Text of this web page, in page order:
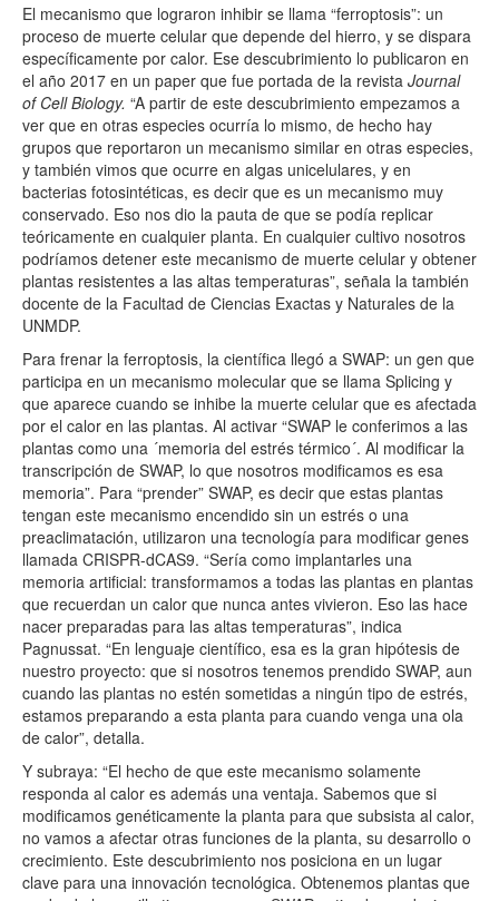
El mecanismo que lograron inhibir se llama “ferroptosis”: un
proceso de muerte celular que depende del hierro, y se dispara
específicamente por calor. Ese descubrimiento lo publicaron en
el año 2017 en un paper que fue portada de la revista Journal
of Cell Biology. “A partir de este descubrimiento empezamos a
ver que en otras especies ocurría lo mismo, de hecho hay
grupos que reportaron un mecanismo similar en otras especies,
y también vimos que ocurre en algas unicelulares, y en
bacterias fotosintéticas, es decir que es un mecanismo muy
conservado. Eso nos dio la pauta de que se podía replicar
teóricamente en cualquier planta. En cualquier cultivo nosotros
podríamos detener este mecanismo de muerte celular y obtener
plantas resistentes a las altas temperaturas”, señala la también
docente de la Facultad de Ciencias Exactas y Naturales de la
UNMDP.
Para frenar la ferroptosis, la científica llegó a SWAP: un gen que
participa en un mecanismo molecular que se llama Splicing y
que aparece cuando se inhibe la muerte celular que es afectada
por el calor en las plantas. Al activar “SWAP le conferimos a las
plantas como una ´memoria del estrés térmico´. Al modificar la
transcripción de SWAP, lo que nosotros modificamos es esa
memoria”. Para “prender” SWAP, es decir que estas plantas
tengan este mecanismo encendido sin un estrés o una
preaclimatación, utilizaron una tecnología para modificar genes
llamada CRISPR-dCAS9. “Sería como implantarles una
memoria artificial: transformamos a todas las plantas en plantas
que recuerdan un calor que nunca antes vivieron. Eso las hace
nacer preparadas para las altas temperaturas”, indica
Pagnussat. “En lenguaje científico, esa es la gran hipótesis de
nuestro proyecto: que si nosotros tenemos prendido SWAP, aun
cuando las plantas no estén sometidas a ningún tipo de estrés,
estamos preparando a esta planta para cuando venga una ola
de calor”, detalla.
Y subraya: “El hecho de que este mecanismo solamente
responda al calor es además una ventaja. Sabemos que si
modificamos genéticamente la planta para que subsista al calor,
no vamos a afectar otras funciones de la planta, su desarrollo o
crecimiento. Este descubrimiento nos posiciona en un lugar
clave para una innovación tecnológica. Obtenemos plantas que